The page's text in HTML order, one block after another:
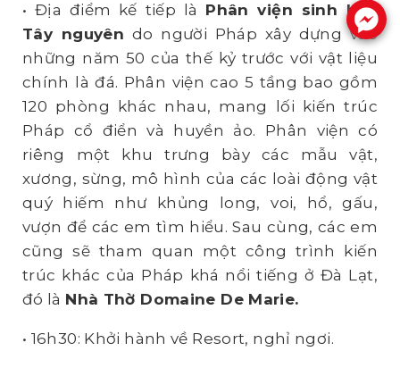
• Địa điểm kế tiếp là Phân viện sinh học
Tây nguyên do người Pháp xây dựng vào
những năm 50 của thế kỷ trước với vật liệu
chính là đá. Phân viện cao 5 tầng bao gồm
120 phòng khác nhau, mang lối kiến trúc
Pháp cổ điển và huyền ảo. Phân viện có
riêng một khu trưng bày các mẫu vật,
xương, sừng, mô hình của các loài động vật
quý hiếm như khủng long, voi, hổ, gấu,
vượn để các em tìm hiểu. Sau cùng, các em
cũng sẽ tham quan một công trình kiến
trúc khác của Pháp khá nổi tiếng ở Đà Lạt,
đó là Nhà Thờ Domaine De Marie.
• 16h30: Khởi hành về Resort, nghỉ ngơi.
.